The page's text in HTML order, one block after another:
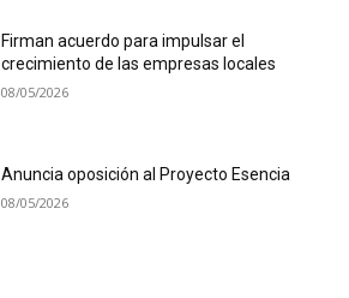
Firman acuerdo para impulsar el
crecimiento de las empresas locales
08/05/2026
Anuncia oposición al Proyecto Esencia
08/05/2026